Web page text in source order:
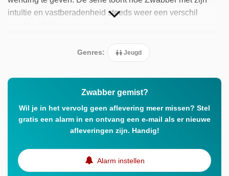
intuïtie en vastberadenheid steeds weer een verschil
Genres: Jeugd
Zwabber gemist?
Wil je in het vervolg geen aflevering meer missen? Stel
gratis een alarm in en ontvang een e-mail als er nieuwe
afleveringen zijn. Handig!
Alarm instellen